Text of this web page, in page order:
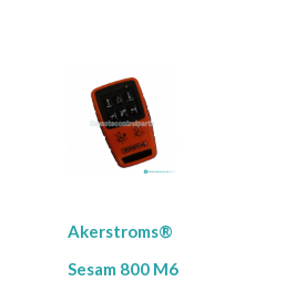
Akerstroms®
Sesam 800 M6